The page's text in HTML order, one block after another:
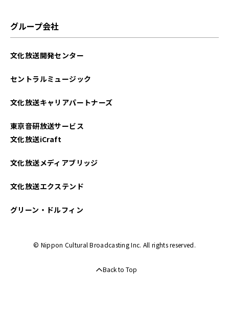
グループ会社
文化放送開発センター
セントラルミュージック
文化放送キャリアパートナーズ
東京音研放送サービス
文化放送iCraft
文化放送メディアブリッジ
文化放送エクステンド
グリーン・ドルフィン
© Nippon Cultural Broadcasting Inc. All rights reserved.
Back to Top